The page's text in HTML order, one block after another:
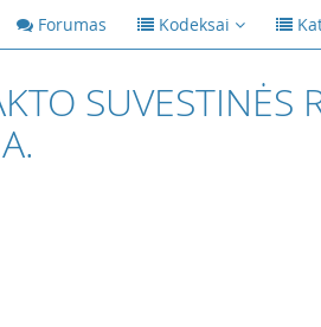
Forumas Kodeksai
SUVESTINĖS